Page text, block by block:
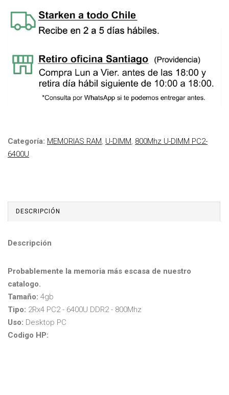
Categoría: MEMORIAS RAM, U-DIMM, 800Mhz U-DIMM PC2-
6400U
DESCRIPCIÓN
Descripción
Probablemente la memoria más escasa de nuestro
catalogo.
Tamaño: 4gb
Tipo: 2Rx4 PC2 - 6400U DDR2 - 800Mhz
Uso: Desktop PC
Codigo HP: